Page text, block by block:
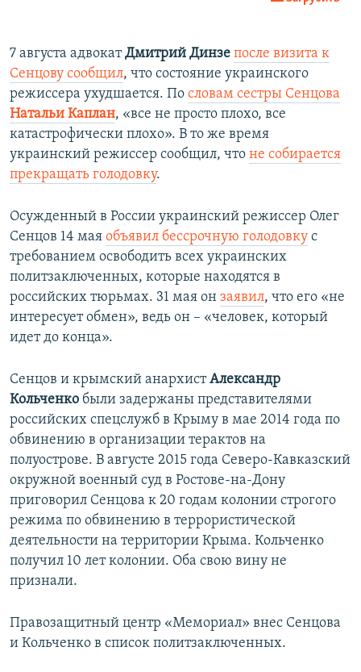
​7 августа адвокатДмитрий Динзе после визита к
Сенцову сообщил, что состояние украинского
режиссера ухудшается. По словам сестры Сенцова
Натальи Каплан, «все не просто плохо, все
катастрофически плохо». В то же время
украинский режиссер сообщил, что не собирается
прекращать голодовку.
Осужденный в России украинский режиссер Олег
Сенцов 14 мая объявил бессрочную голодовку с
требованием освободить всех украинских
политзаключенных, которые находятся в
российских тюрьмах. 31 мая он заявил, что его «не
интересует обмен», ведь он ​– «человек, который
идет до конца».
Сенцов и крымский анархистАлександр
Кольченко были задержаны представителями
российских спецслужб в Крыму в мае 2014 года по
обвинению в организации терактов на
полуострове. В августе 2015 года Северо-Кавказский
окружной военный суд в Ростове-на-Дону
приговорил Сенцова к 20 годам колонии строгого
режима по обвинению в террористической
деятельности на территории Крыма. Кольченко
получил 10 лет колонии. Оба свою вину не
признали.
Правозащитный центр «Мемориал» внес Сенцова
и Кольченко в список политзаключенных.